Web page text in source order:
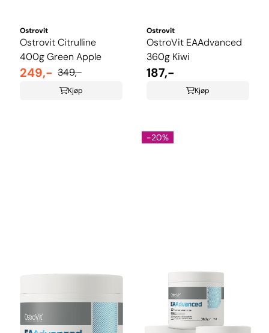
Ostrovit
Ostrovit Citrulline
400g Green Apple
249,- 349,-
Kjøp
Ostrovit
OstroVit EAAdvanced
360g Kiwi
187,-
Kjøp
-20%